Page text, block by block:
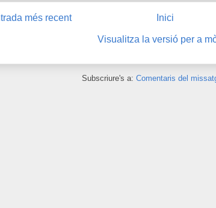
més recent Inici
Visualitza la versió per a
Subscriure's a: Comentaris del